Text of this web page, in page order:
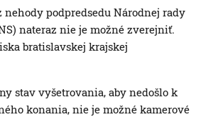
nehody podpredsedu Národnej rady
nateraz nie je možné zverejniť.
bratislavskej krajskej
stav vyšetrovania, aby nedošlo k
konania, nie je možné kamerové